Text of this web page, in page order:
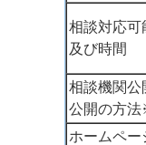
相談対応可
及び時間
相談機関公
公開の方
ホームペー